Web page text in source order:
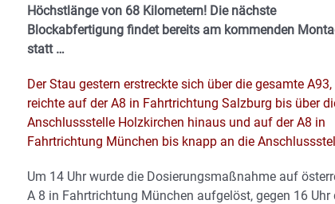
Höchstlänge von 68 Kilometern! Die nächste
Blockabfertigung findet bereits am kommenden
statt …
Der Stau gestern erstreckte sich über die gesamte A93,
reichte auf der A8 in Fahrtrichtung Salzburg bis über
Anschlussstelle Holzkirchen hinaus und auf der A8 in
Fahrtrichtung München bis knapp an die
Um 14 Uhr wurde die Dosierungsmaßnahme auf
A 8 in Fahrtrichtung München aufgelöst, gegen 16